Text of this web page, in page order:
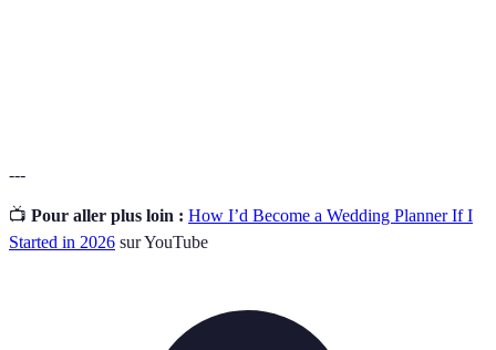
---
📺 Pour aller plus loin : How I’d Become a Wedding Planner If I
Started in 2026 sur YouTube